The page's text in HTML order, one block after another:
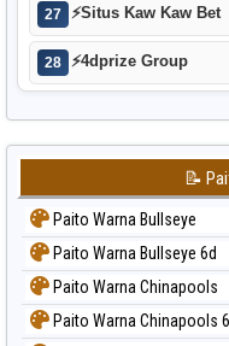
27 ⚡Situs Kaw Kaw Bet
28 ⚡4dprize Group
📝
Paito Warna Bullseye
Paito Warna Bullseye 6d
Paito Warna Chinapools
Paito Warna Chinapools